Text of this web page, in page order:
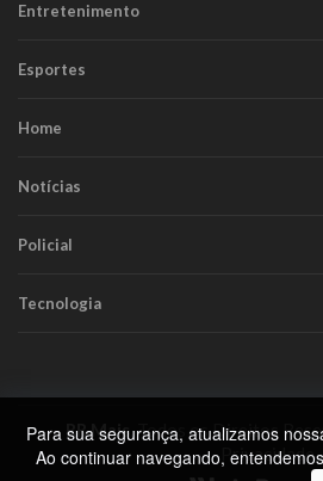
Entretenimento
Esportes
Home
Notícias
Policial
Tecnologia
RR Mais. Todos os Direitos
Privacidade
Para sua segurança, atualizamos
Ao continuar navegando,